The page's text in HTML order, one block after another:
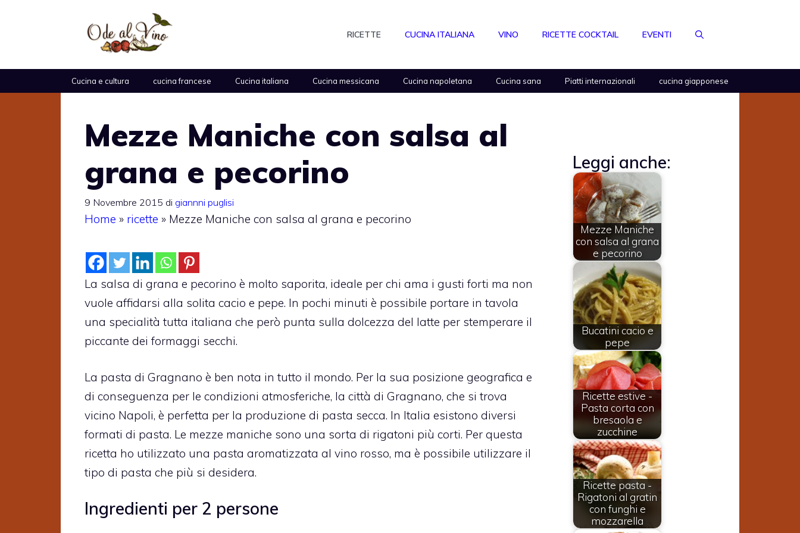
RICETTE CUCINA ITALIANA VINO RICETTE COCKTAIL EVENTI
Cucina e cultura cucina francese Cucina italiana Cucina messicana Cucina napoletana Cucina sana Piatti internazionali cucina giapponese
Mezze Maniche con salsa al
grana e pecorino
9 Novembre 2015 di giannni puglisi
Home » ricette » Mezze Maniche con salsa al grana e pecorino
La salsa di grana e pecorino è molto saporita, ideale per chi ama i gusti forti ma non
vuole affidarsi alla solita cacio e pepe. In pochi minuti è possibile portare in tavola
una specialità tutta italiana che però punta sulla dolcezza del latte per stemperare il
piccante dei formaggi secchi.
La pasta di Gragnano è ben nota in tutto il mondo. Per la sua posizione geografica e
di conseguenza per le condizioni atmosferiche, la città di Gragnano, che si trova
vicino Napoli, è perfetta per la produzione di pasta secca. In Italia esistono diversi
formati di pasta. Le mezze maniche sono una sorta di rigatoni più corti. Per questa
ricetta ho utilizzato una pasta aromatizzata al vino rosso, ma è possibile utilizzare il
tipo di pasta che più si desidera.
Ingredienti per 2 persone
Leggi anche:
Mezze Maniche
con salsa al grana
e pecorino
Bucatini cacio e
pepe
Ricette estive -
Pasta corta con
bresaola e
zucchine
Ricette pasta -
Rigatoni al gratin
con funghi e
mozzarella